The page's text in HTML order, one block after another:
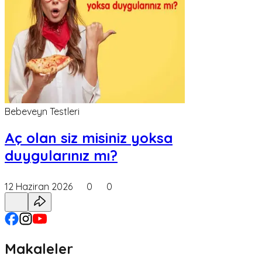
Bebeveyn Testleri
Aç olan siz misiniz yoksa
duygularınız mı?
12 Haziran 2026 0 0
Makaleler